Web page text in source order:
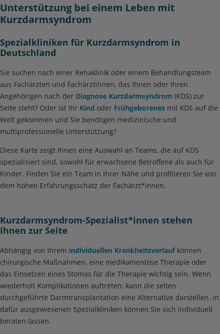
Unterstützung bei einem Leben mit
Kurzdarmsyndrom
Spezialkliniken für Kurzdarmsyndrom in
Deutschland
Sie suchen nach einer Rehaklinik oder einem Behandlungsteam
aus Fachärzten und Fachärztinnen, das Ihnen oder Ihren
Angehörigen nach der Diagnose Kurzdarmsyndrom (KDS) zur
Seite steht? Oder ist Ihr Kind oder Frühgeborenes mit KDS auf die
Welt gekommen und Sie benötigen medizinische und
multiprofessionelle Unterstützung?
Diese Karte zeigt Ihnen eine Auswahl an Teams, die auf KDS
spezialisiert sind, sowohl für erwachsene Betroffene als auch für
Kinder. Finden Sie ein Team in Ihrer Nähe und profitieren Sie von
dem hohen Erfahrungsschatz der Fachärzt*innen.
Kurzdarmsyndrom-Spezialist*innen stehen
Ihnen zur Seite
Abhängig von Ihrem individuellen Krankheitsverlauf können
chirurgische Maßnahmen, eine medikamentöse Therapie oder
das Einsetzen eines Stomas für die Therapie wichtig sein. Wenn
wiederholt Komplikationen auftreten, kann die selten
durchgeführte Darmtransplantation eine Alternative darstellen. In
dafür ausgewiesenen Spezialkliniken können Sie sich individuell
beraten lassen.